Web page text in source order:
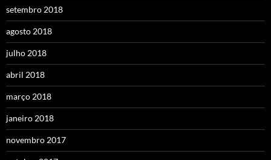
setembro 2018
agosto 2018
julho 2018
abril 2018
março 2018
janeiro 2018
novembro 2017